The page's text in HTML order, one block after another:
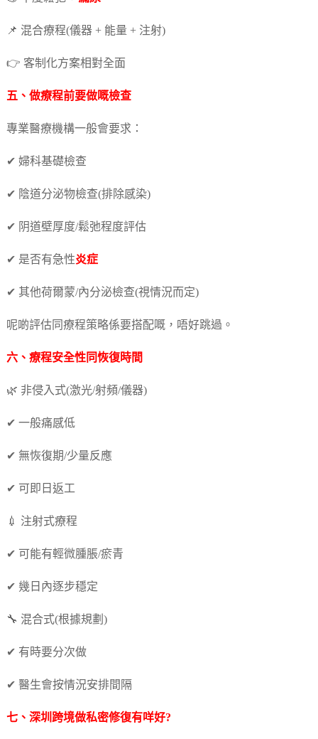
📌 混合療程(儀器 + 能量 + 注射)
👉 客制化方案相對全面
五、做療程前要做嘅檢查
專業醫療機構一般會要求：
✔ 婦科基礎檢查
✔ 陰道分泌物檢查(排除感染)
✔ 阴道壁厚度/鬆弛程度評估
✔ 是否有急性炎症
✔ 其他荷爾蒙/內分泌檢查(視情況而定)
呢啲評估同療程策略係要搭配嘅，唔好跳過。
六、療程安全性同恢復時間
🌿 非侵入式(激光/射頻/儀器)
✔ 一般痛感低
✔ 無恢復期/少量反應
✔ 可即日返工
💉 注射式療程
✔ 可能有輕微腫脹/瘀青
✔ 幾日內逐步穩定
🔧 混合式(根據規劃)
✔ 有時要分次做
✔ 醫生會按情況安排間隔
七、深圳跨境做私密修復有咩好?